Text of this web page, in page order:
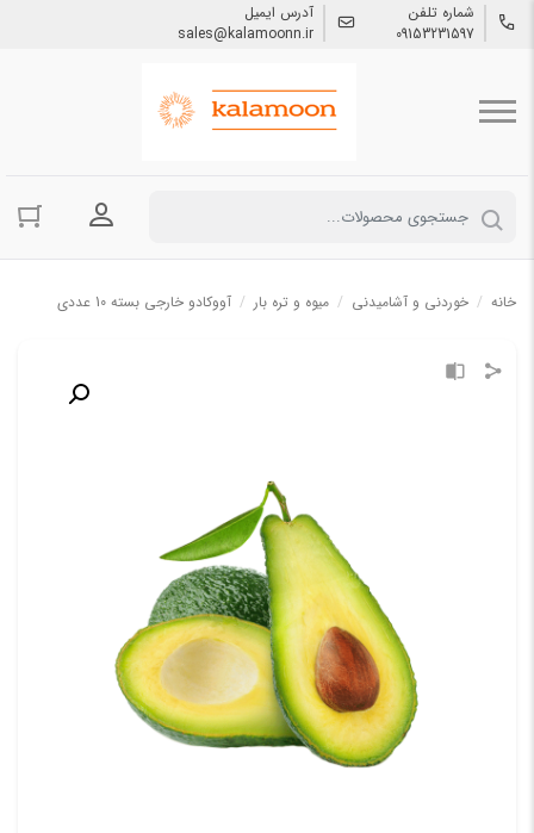
شماره تلفن
09153231597
آدرس ایمیل
sales@kalamoonn.ir
ورود به
خانه / خوردنی و آشامیدنی / میوه و تره بار / آووکادو خارجی بسته 10 عددی